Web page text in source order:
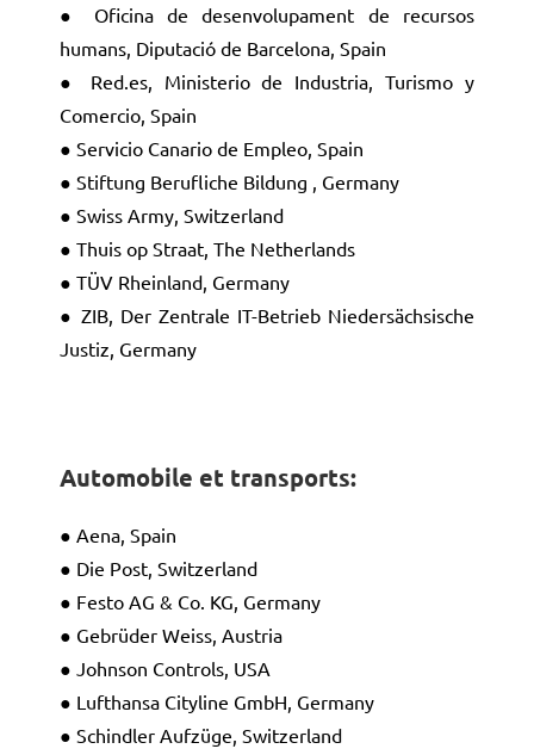
● Oficina de desenvolupament de recursos
humans, Diputació de Barcelona, Spain
● Red.es, Ministerio de Industria, Turismo y
Comercio, Spain
● Servicio Canario de Empleo, Spain
● Stiftung Berufliche Bildung , Germany
● Swiss Army, Switzerland
● Thuis op Straat, The Netherlands
● TÜV Rheinland, Germany
● ZIB, Der Zentrale IT-Betrieb Niedersächsische
Justiz, Germany
Automobile et transports:
● Aena, Spain
● Die Post, Switzerland
● Festo AG & Co. KG, Germany
● Gebrüder Weiss, Austria
● Johnson Controls, USA
● Lufthansa Cityline GmbH, Germany
● Schindler Aufzüge, Switzerland